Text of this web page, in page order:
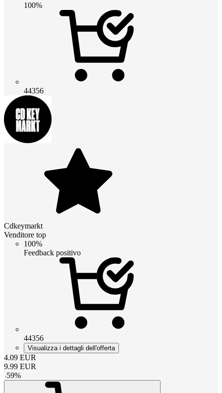
100%
44356
Cdkeymarkt
Venditore top
100%
Feedback positivo
44356
Visualizza i dettagli dell'offerta
4.09 EUR
9.99 EUR
-59%